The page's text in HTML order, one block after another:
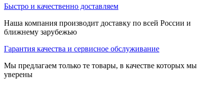
Быстро и качественно доставляем
Наша компания производит доставку по всей России и
ближнему зарубежью
Гарантия качества и сервисное обслуживание
Мы предлагаем только те товары, в качестве которых мы
уверены